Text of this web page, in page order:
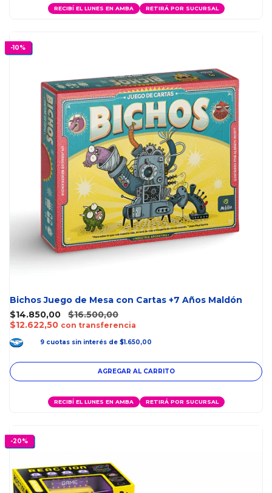
RECIBÍ EL LUNES EN AMBA RETIRÁ POR SUCURSAL
-10%
Bichos Juego de Mesa con Cartas +7 Años Maldón
$14.850,00
$16.500,00
$12.622,50 con transferencia
9 cuotas sin interés de $1.650,00
RECIBÍ EL LUNES EN AMBA RETIRÁ POR SUCURSAL
-20%